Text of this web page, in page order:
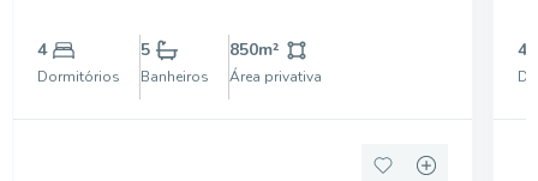
imóvel possui uma ampla área e ambientes bem
distribuídos, garantindo conforto e sofisticação. São
4
Dormitórios
5
Banheiros
850m²
Área privativa
4